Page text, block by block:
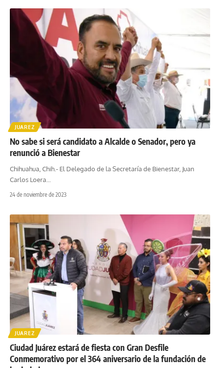
JUAREZ
No sabe si será candidato a Alcalde o Senador, pero ya
renunció a Bienestar
Chihuahua, Chih.- El Delegado de la Secretaría de Bienestar, Juan
Carlos Loera
24 de noviembre de 2023
JUAREZ
Ciudad Juárez estará de fiesta con Gran Desfile
Conmemorativo por el 364 aniversario de la fundación de